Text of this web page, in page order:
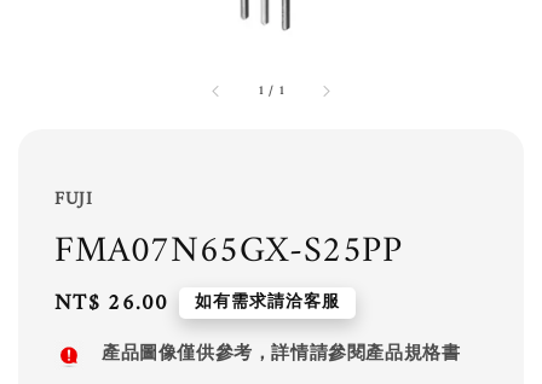
1 / 1
FUJI
FMA07N65GX-S25PP
Regular
price
NT$ 26.00 如有需求請洽客服
產品圖像僅供參考，詳情請參閱產品規格書